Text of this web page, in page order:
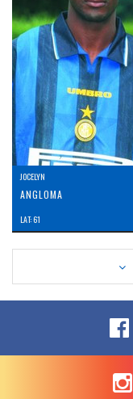
JOCELYN
ANGLOMA
LAT: 61